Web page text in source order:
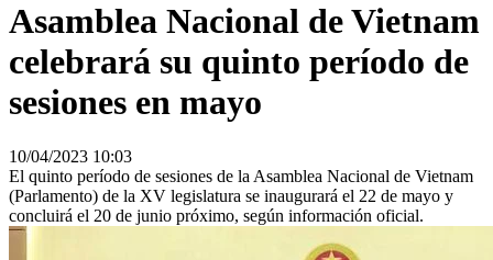
Asamblea Nacional de Vietnam
celebrará su quinto período de
sesiones en mayo
10/04/2023 10:03
El quinto período de sesiones de la Asamblea Nacional de Vietnam
(Parlamento) de la XV legislatura se inaugurará el 22 de mayo y
concluirá el 20 de junio próximo, según información oficial.